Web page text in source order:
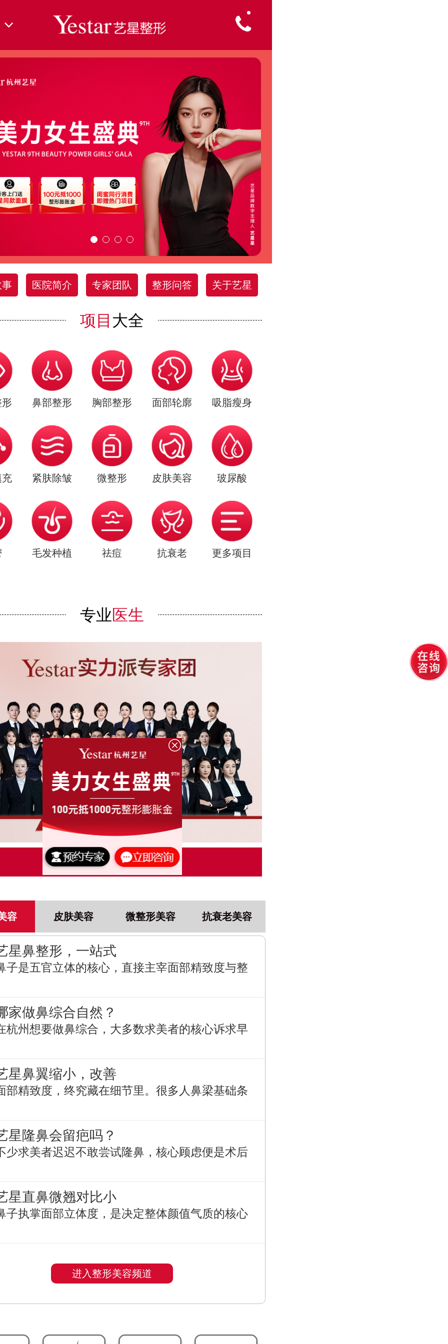
事 医院简介 专家团队 整形问答 关于艺星
项目 大全
鼻部整形 胸部整形 面部轮廓 吸脂瘦身
充 紧肤除皱 微整形 皮肤美容 玻尿酸
毛发种植 祛痘 抗衰老 更多项目
专业医生
点击了解更多
容 皮肤美容 微整形美容 抗衰老美容
星鼻整形，一站式
子是五官立体的核心，直接主宰面部精致度与整
家做鼻综合自然？
杭州想要做鼻综合，大多数求美者的核心诉求早
星鼻翼缩小，改善
部精致度，终究藏在细节里。很多人鼻梁基础条
星隆鼻会留疤吗？
少求美者迟迟不敢尝试隆鼻，核心顾虑便是术后
星直鼻微翘对比小
子执掌面部立体度，是决定整体颜值气质的核心
进入整形美容频道